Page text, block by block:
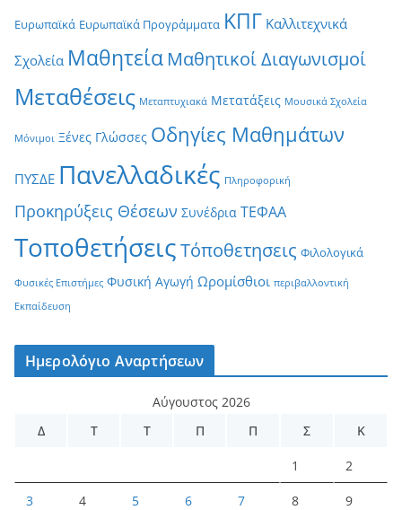
Ευρωπαϊκά Ευρωπαϊκά Προγράμματα ΚΠΓ Καλλιτεχνικά
Σχολεία Μαθητεία Μαθητικοί Διαγωνισμοί
Μεταθέσεις Μεταπτυχιακά Μετατάξεις Μουσικά Σχολεία
Μόνιμοι Ξένες Γλώσσες Οδηγίες Μαθημάτων
ΠΥΣΔΕ Πανελλαδικές Πληροφορική
Προκηρύξεις Θέσεων Συνέδρια ΤΕΦΑΑ
ΤοποθετήσειςΤόποθετησεις Φιλολογικά
Φυσικές Επιστήμες Φυσική Αγωγή Ωρομίσθιοι περιβαλλοντική
Εκπαίδευση
Ημερολόγιο Αναρτήσεων
Αύγουστος 2026
Δ
Τ Τ Π Π Σ Κ
1 2
3 4 5 6 7 8 9